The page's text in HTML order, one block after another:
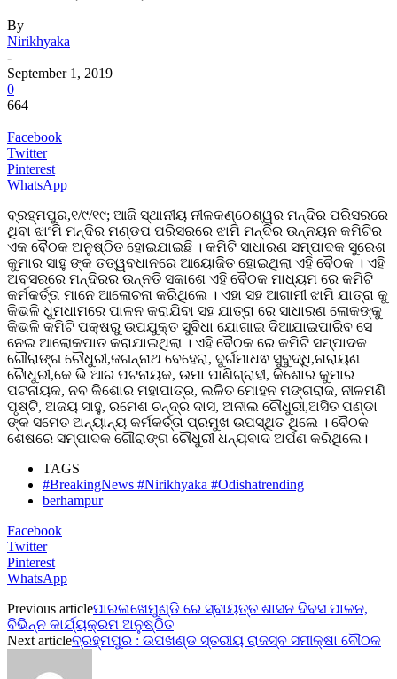
By
Nirikhyaka
-
September 1, 2019
0
664
Facebook
Twitter
Pinterest
WhatsApp
ବ୍ରହ୍ମପୁର,୧/୯/୧୯; ଆଜି ସ୍ଥାନୀୟ ନୀଳକଣ୍ଠେଶ୍ୱର ମନ୍ଦିର ପରିସରରେ
ଥିବା ଝାଂମି ମନ୍ଦିର ମଣ୍ଡପ ପରିସରରେ ଝାମି ମନ୍ଦିର ଉନ୍ନୟନ କମିଟିର
ଏକ ବୈଠକ ଅନୁଷ୍ଠିତ ହୋଇଯାଇଛି । କମିଟି ସାଧାରଣ ସମ୍ପାଦକ ସୁରେଶ
କୁମାର ସାହୁ ଙ୍କ ତତ୍ୱବଧାନରେ ଆୟୋଜିତ ହୋଇଥିଲା ଏହି ବୈଠକ । ଏହି
ଅବସରରେ ମନ୍ଦିରର ଉନ୍ନତି ସକାଶେ ଏହି ବୈଠକ ମାଧ୍ୟମ ରେ କମିଟି
କର୍ମକର୍ତ୍ତା ମାନେ ଆଲୋଚନା କରିଥିଲେ । ଏହା ସହ ଆଗାମୀ ଝାମି ଯାତ୍ରା କୁ
କିଭଳି ଧୁମଧାମରେ ପାଳନ କରାଯିବା ସହ ଯାତ୍ରା ରେ ସାଧାରଣ ଲୋକଙ୍କୁ
କିଭଳି କମିଟି ପକ୍ଷରୁ ଉପଯୁକ୍ତ ସୁବିଧା ଯୋଗାଇ ଦିଆଯାଇପାରିବ ସେ
ନେଇ ଆଲୋକପାତ କରାଯାଇଥିଲା । ଏହି ବୈଠକ ରେ କମିଟି ସମ୍ପାଦକ
ଗୌରାଙ୍ଗ ଚୌଧୁରୀ,ଜଗନ୍ନାଥ ବେହେରା, ଦୁର୍ଗମାଧଵ ସୁବୁଦ୍ଧି,ନାରାୟଣ
ଚୋୖଧୁରୀ,କେ ଭି ଆର ପଟନାୟକ, ଉମା ପାଣିଗ୍ରାହୀ, କିଶୋର କୁମାର
ପଟନାୟକ, ନବ କିଶୋର ମହାପାତ୍ର, ଲଳିତ ମୋହନ ମଙ୍ଗରାଜ, ନୀଳମଣି
ପୃଷ୍ଟି, ଅଜୟ ସାହୁ, ରମେଶ ଚନ୍ଦ୍ର ଦାସ, ଅନୀଲ ଚୌଧୁରୀ,ଅସିତ ପଣ୍ଡା
ଙ୍କ ସମେତ ଅନ୍ୟାନ୍ୟ କର୍ମକର୍ତ୍ତା ପ୍ରମୁଖ ଉପସ୍ଥିତ ଥିଲେ । ବୈଠକ
ଶେଷରେ ସମ୍ପାଦକ ଗୌରାଙ୍ଗ ଚୌଧୁରୀ ଧନ୍ୟବାଦ ଅର୍ପଣ କରିଥିଲେ।
TAGS
#BreakingNews #Nirikhyaka #Odishatrending
berhampur
Facebook
Twitter
Pinterest
WhatsApp
Previous articleପାରଳାଖେମୁଣ୍ଡି ରେ ସ୍ବାୟତ୍ତ ଶାସନ ଦିବସ ପାଳନ,
ବିଭିନ୍ନ କାର୍ଯ୍ୟକ୍ରମ ଅନୁଷ୍ଠିତ
Next articleବ୍ରହ୍ମପୁର : ଉପଖଣ୍ଡ ସ୍ତରୀୟ ରାଜସ୍ବ ସମୀକ୍ଷା ବୌଠକ